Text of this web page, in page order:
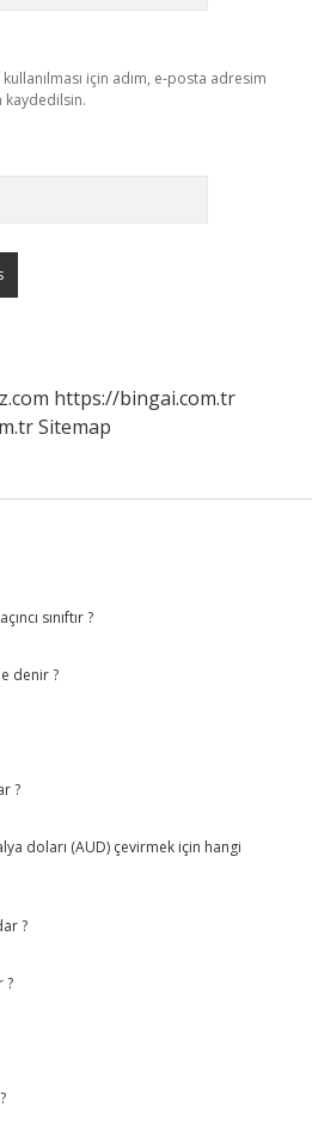
için adım, e-posta adresim
kaydedilsin.
https://bingai.com.tr
Sitemap
sınıftır ?
denir ?
?
doları (AUD) çevirmek için hangi
?
?